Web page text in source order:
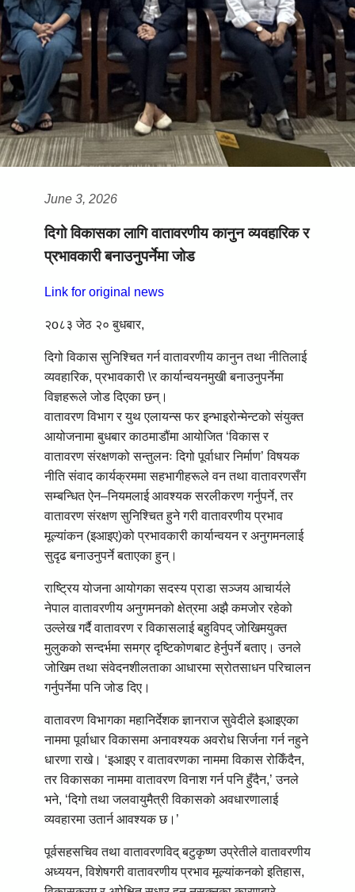
June 3, 2026
दिगो विकासका लागि वातावरणीय कानुन व्यवहारिक र
प्रभावकारी बनाउनुपर्नेमा जोड
Link for original news
२o८३ जेठ २० बुधबार,
दिगो विकास सुनिश्चित गर्न वातावरणीय कानुन तथा नीतिलाई
व्यवहारिक, प्रभावकारी \र कार्यान्वयनमुखी बनाउनुपर्नेमा
विज्ञहरूले जोड दिएका छन्।
वातावरण विभाग र युथ एलायन्स फर इन्भाइरोन्मेन्टको संयुक्त
आयोजनामा बुधबार काठमाडौंमा आयोजित ‘विकास र
वातावरण संरक्षणको सन्तुलनः दिगो पूर्वाधार निर्माण’ विषयक
नीति संवाद कार्यक्रममा सहभागीहरूले वन तथा वातावरणसँग
सम्बन्धित ऐन–नियमलाई आवश्यक सरलीकरण गर्नुपर्ने, तर
वातावरण संरक्षण सुनिश्चित हुने गरी वातावरणीय प्रभाव
मूल्यांकन (इआइए)को प्रभावकारी कार्यान्वयन र अनुगमनलाई
सुदृढ बनाउनुपर्ने बताएका हुन्।
राष्ट्रिय योजना आयोगका सदस्य प्राडा सञ्जय आचार्यले
नेपाल वातावरणीय अनुगमनको क्षेत्रमा अझै कमजोर रहेको
उल्लेख गर्दै वातावरण र विकासलाई बहुविपद् जोखिमयुक्त
मुलुकको सन्दर्भमा समग्र दृष्टिकोणबाट हेर्नुपर्ने बताए। उनले
जोखिम तथा संवेदनशीलताका आधारमा स्रोतसाधन परिचालन
गर्नुपर्नेमा पनि जोड दिए।
वातावरण विभागका महानिर्देशक ज्ञानराज सुवेदीले इआइएका
नाममा पूर्वाधार विकासमा अनावश्यक अवरोध सिर्जना गर्न नहुने
धारणा राखे। ‘इआइए र वातावरणका नाममा विकास रोकिँदैन,
तर विकासका नाममा वातावरण विनाश गर्न पनि हुँदैन,’ उनले
भने, ‘दिगो तथा जलवायुमैत्री विकासको अवधारणालाई
व्यवहारमा उतार्न आवश्यक छ।’
पूर्वसहसचिव तथा वातावरणविद् बटुकृष्ण उप्रेतीले वातावरणीय
अध्ययन, विशेषगरी वातावरणीय प्रभाव मूल्यांकनको इतिहास,